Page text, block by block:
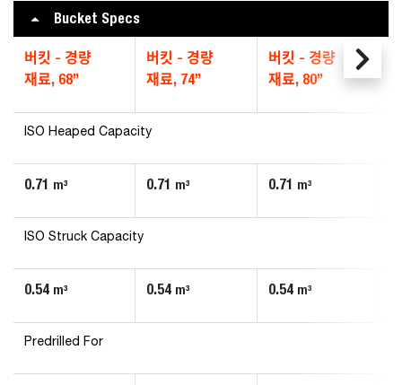
Bucket Specs
버킷 - 경량
재료, 68”
버킷 - 경량
재료, 74”
버킷 - 경량
재료, 80”
ISO Heaped Capacity
0.71 m³ 0.71 m³ 0.71 m³
ISO Struck Capacity
0.54 m³ 0.54 m³ 0.54 m³
Predrilled For